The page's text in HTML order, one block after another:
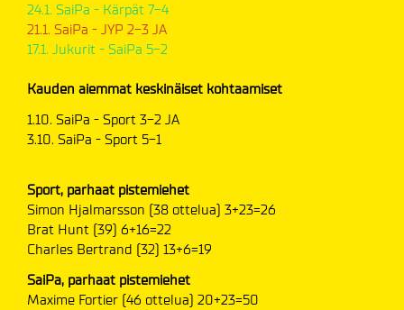
24.1. SaiPa - Kärpät 7-4
21.1. SaiPa - JYP 2-3 JA
17.1. Jukurit - SaiPa 5-2
Kauden aiemmat keskinäiset kohtaamiset
1.10. SaiPa - Sport 3-2 JA
3.10. SaiPa - Sport 5-1
Sport, parhaat pistemiehet
Simon Hjalmarsson (38 ottelua) 3+23=26
Brat Hunt (39) 6+16=22
Charles Bertrand (32) 13+6=19
SaiPa, parhaat pistemiehet
Maxime Fortier (46 ottelua) 20+23=50